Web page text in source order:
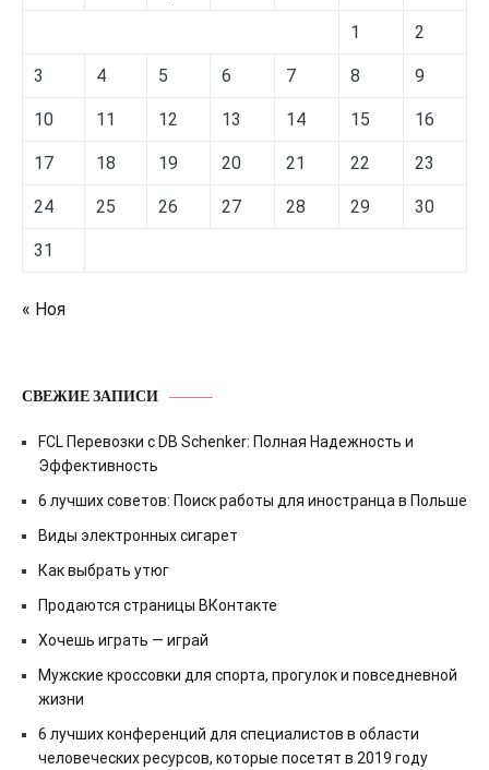
1 2
3 4 5 6 7 8 9
10 11 12 13 14 15 16
17 18 19 20 21 22 23
24 25 26 27 28 29 30
31
« Ноя
СВЕЖИЕ ЗАПИСИ
FCL Перевозки с DB Schenker: Полная Надежность и
Эффективность
6 лучших советов: Поиск работы для иностранца в Польше
Виды электронных сигарет
Как выбрать утюг
Продаются страницы ВКонтакте
Хочешь играть — играй
Мужские кроссовки для спорта, прогулок и повседневной
жизни
6 лучших конференций для специалистов в области
человеческих ресурсов, которые посетят в 2019 году